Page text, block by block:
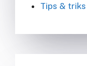
Tips & triks